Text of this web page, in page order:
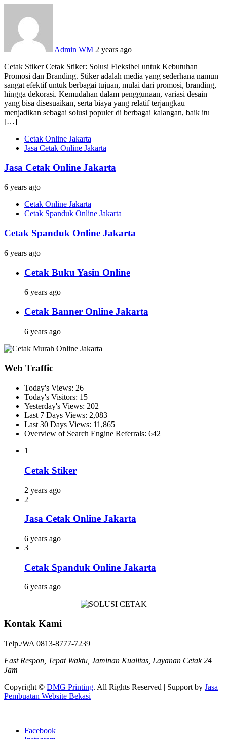
Admin WM 2 years ago
Cetak Stiker Cetak Stiker: Solusi Fleksibel untuk Kebutuhan
Promosi dan Branding. Stiker adalah media yang sederhana namun
sangat efektif untuk berbagai tujuan, mulai dari promosi, branding,
hingga dekorasi. Kemudahan dalam penggunaan, variasi desain
yang bisa disesuaikan, serta biaya yang relatif terjangkau
menjadikan sebagai solusi populer di berbagai kalangan, baik itu
[…]
Cetak Online Jakarta
Jasa Cetak Online Jakarta
Jasa Cetak Online Jakarta
6 years ago
Cetak Online Jakarta
Cetak Spanduk Online Jakarta
Cetak Spanduk Online Jakarta
6 years ago
Cetak Buku Yasin Online
6 years ago
Cetak Banner Online Jakarta
6 years ago
Web Traffic
Today's Views: 26
Today's Visitors: 15
Yesterday's Views: 202
Last 7 Days Views: 2,083
Last 30 Days Views: 11,865
Overview of Search Engine Referrals: 642
1
Cetak Stiker
2 years ago
2
Jasa Cetak Online Jakarta
6 years ago
3
Cetak Spanduk Online Jakarta
6 years ago
Kontak Kami
Telp./WA 0813-8777-7239
Fast Respon, Tepat Waktu, Jaminan Kualitas, Layanan Cetak 24
Jam
Copyright © DMG Printing. All Rights Reserved | Support by Jasa
Pembuatan Website Bekasi
Facebook